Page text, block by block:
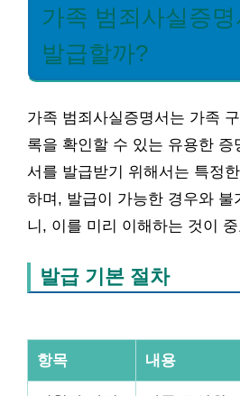
가족 범죄사실증
발급할까?
가족 범죄사실증명서는 가족
록을 확인할 수 있는 유용한 증
서를 발급받기 위해서는 특정
하며, 발급이 가능한 경우와 불
니, 이를 미리 이해하는 것이
발급 기본 절차
항목 내용